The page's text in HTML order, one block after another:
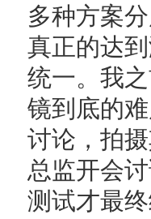
多种方案
真正的达
统一。我
镜到底的
讨论，拍
总监开会
测试才最